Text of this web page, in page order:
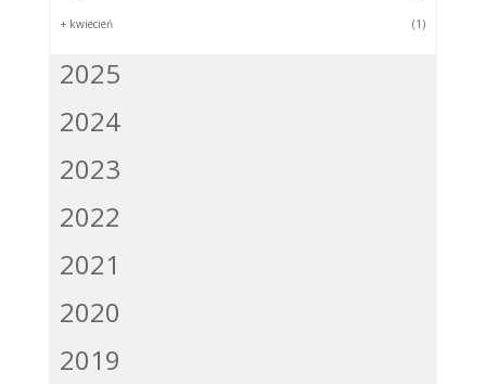
+ kwiecień (1)
2025
2024
2023
2022
2021
2020
2019